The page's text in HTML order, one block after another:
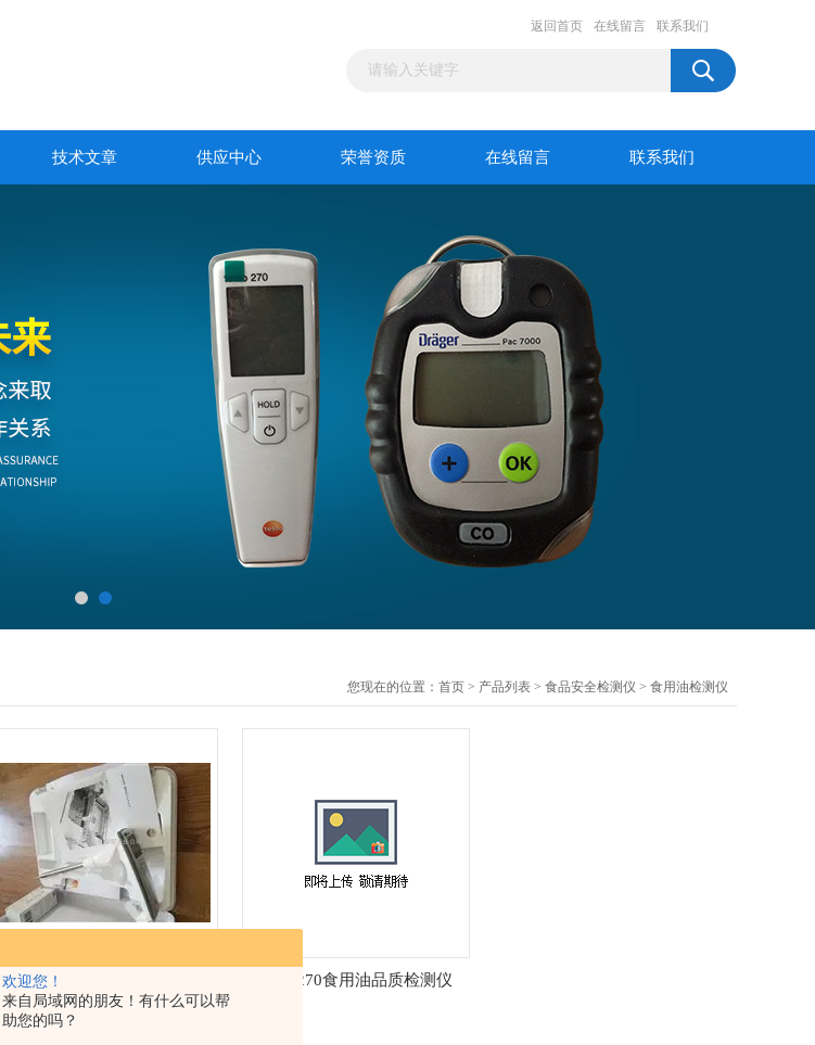
欢迎您！
来自局域网的朋友！有什么可以帮
助您的吗？
返回首页 在线留言 联系我们
技术文章 供应中心 荣誉资质 在线留言 联系我们
您现在的位置： 首页 > 产品列表 > 食品安全检测仪 > 食用油检测仪
德图TESTO270食用油品质检测
仪
testo 270食用油品质检测仪